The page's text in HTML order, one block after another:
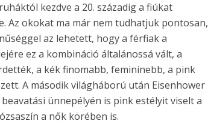
kezdve a 20. századig a fiúkat
Az okokat ma már nem tudhatjuk pontosan,
az lehetett, hogy a férfiak a
ez a kombináció általánossá vált, a
a kék finomabb, femininebb, a pink
A második világháború után Eisenhower
ünnepélyén is pink estélyit viselt a
a nők körében is.